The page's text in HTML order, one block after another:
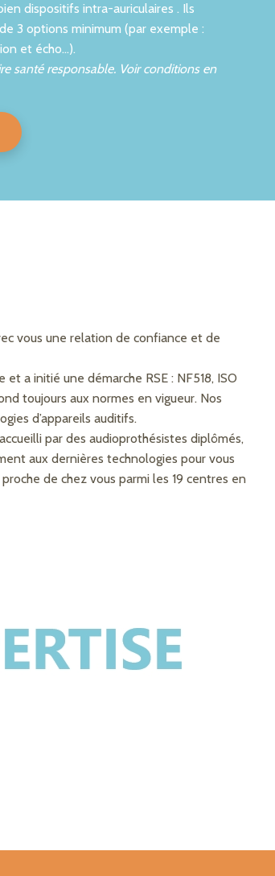
dispositifs intra-auriculaires . Ils
3 options minimum (par exemple :
et écho…).
santé responsable. Voir conditions en
vous une relation de confiance et de
a initié une démarche RSE : NF518, ISO
toujours aux normes en vigueur. Nos
d’appareils auditifs.
par des audioprothésistes diplômés,
aux dernières technologies pour vous
de chez vous parmi les 19 centres en